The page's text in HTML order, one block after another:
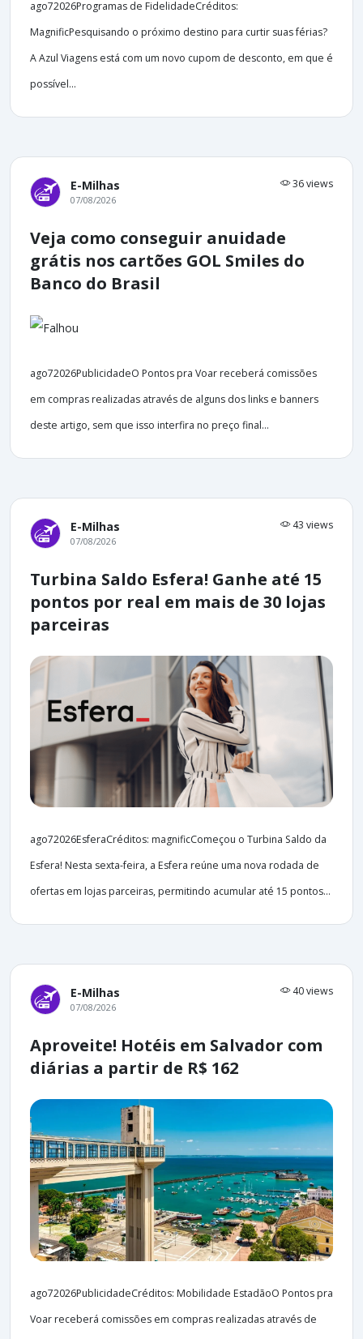
ago72026Programas de FidelidadeCréditos:
MagnificPesquisando o próximo destino para curtir suas férias?
A Azul Viagens está com um novo cupom de desconto, em que é
possível...
E-Milhas 36 views
07/08/2026
Veja como conseguir anuidade
grátis nos cartões GOL Smiles do
Banco do Brasil
ago72026PublicidadeO Pontos pra Voar receberá comissões
em compras realizadas através de alguns dos links e banners
deste artigo, sem que isso interfira no preço final...
E-Milhas 43 views
07/08/2026
Turbina Saldo Esfera! Ganhe até 15
pontos por real em mais de 30 lojas
parceiras
ago72026EsferaCréditos: magnificComeçou o Turbina Saldo da
Esfera! Nesta sexta-feira, a Esfera reúne uma nova rodada de
ofertas em lojas parceiras, permitindo acumular até 15 pontos...
E-Milhas 40 views
07/08/2026
Aproveite! Hotéis em Salvador com
diárias a partir de R$ 162
ago72026PublicidadeCréditos: Mobilidade EstadãoO Pontos pra
Voar receberá comissões em compras realizadas através de